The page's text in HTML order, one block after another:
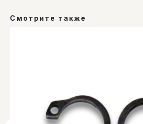
Смотрите также